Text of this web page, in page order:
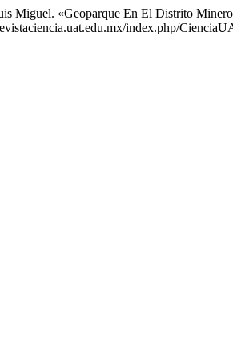
Miguel. «Geoparque En El Distrito
index.php/